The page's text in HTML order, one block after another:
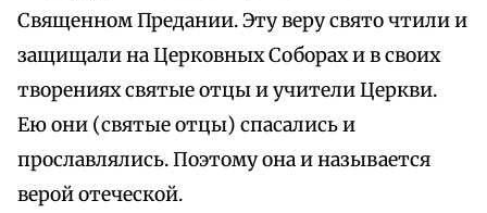
Священном Предании. Эту веру свято чтили и
защищали на Церковных Соборах и в своих
творениях святые отцы и учители Церкви.
Ею они (святые отцы) спасались и
прославлялись. Поэтому она и называется
верой отеческой.